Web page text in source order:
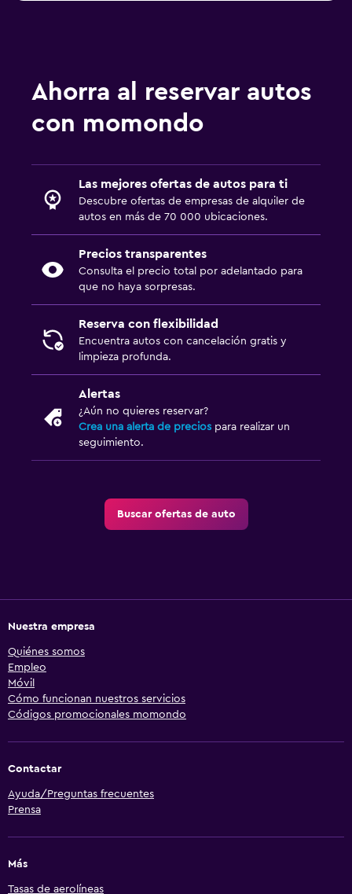
Ahorra al reservar autos
con momondo
Las mejores ofertas de autos para ti
Descubre ofertas de empresas de alquiler de
autos en más de 70 000 ubicaciones.
Precios transparentes
Consulta el precio total por adelantado para
que no haya sorpresas.
Reserva con flexibilidad
Encuentra autos con cancelación gratis y
limpieza profunda.
Alertas
¿Aún no quieres reservar?
Crea una alerta de precios para realizar un
seguimiento.
Buscar ofertas de auto
Nuestra empresa
Quiénes somos
Empleo
Móvil
Cómo funcionan nuestros servicios
Códigos promocionales momondo
Contactar
Ayuda/Preguntas frecuentes
Prensa
Más
Tasas de aerolíneas